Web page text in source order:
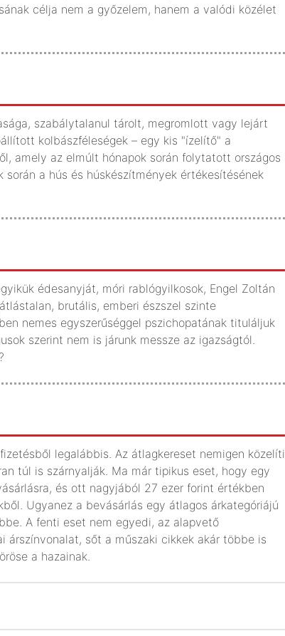
célja nem a győzelem, hanem a valódi közélet
szabálytalanul tárolt, megromlott vagy lejárt
kolbászféleségek – egy kis "ízelítő" a
amely az elmúlt hónapok során folytatott országos
a hús és húskészítmények értékesítésének
édesanyját, móri rablógyilkosok, Engel Zoltán
brutális, emberi észszel szinte
nemes egyszerűséggel pszichopatának tituláljuk
szerint nem is járunk messze az igazságtól.
legalábbis. Az átlagkereset nemigen közelíti
túl is szárnyalják. Ma már tipikus eset, hogy egy
és ott nagyjából 27 ezer forint értékben
Ugyanez a bevásárlás egy átlagos árkategóriájú
A fenti eset nem egyedi, az alapvető
árszínvonalat, sőt a műszaki cikkek akár többe is
a hazainak.